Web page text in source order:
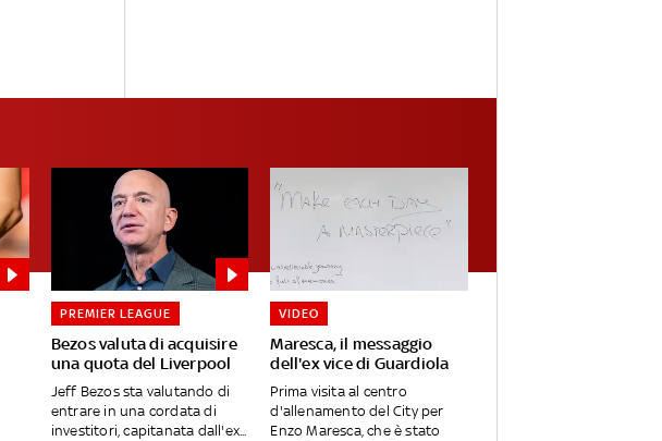
Bezos valuta di acquisire
una quota del Liverpool
PREMIER LEAGUE
Jeff Bezos sta valutando di
entrare in una cordata di
investitori, capitanata dall'ex...
Maresca, il messaggio
dell'ex vice di Guardiola
VIDEO
Prima visita al centro
d'allenamento del City per
Enzo Maresca, che è stato